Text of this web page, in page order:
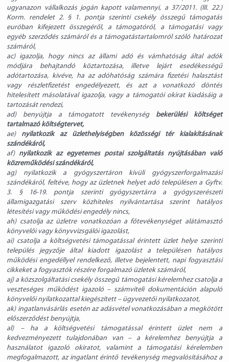
ugyanazon vállalkozás jogán kapott valamennyi, a 37/2011. (III. 22.)
Korm. rendelet 2. § 1. pontja szerinti csekély összegű támogatás
euróban kifejezett összegéről, a támogatóról, a támogatási vagy
egyéb szerződés számáról és a támogatástartalomról szóló határozat
számáról,
ac) igazolja, hogy nincs az állami adó és vámhatóság által adók
módjára behajtandó köztartozása, illetve lejárt esedékességű
adótartozása, kivéve, ha az adóhatóság számára fizetési halasztást
vagy részletfizetést engedélyezett, és azt a vonatkozó döntés
hitelesített másolatával igazolja, vagy a támogatói okirat kiadásáig a
tartozását rendezi,
ad) benyújtja a támogatott tevékenység bekerülési költséget
tartalmazó költségtervet,
ae) nyilatkozik az üzlethelyiségben közösségi tér kialakításának
szándékáról,
af) nyilatkozik az egyetemes postai szolgáltatás nyújtásában való
közreműködési szándékáról,
ag) nyilatkozik a gyógyszertáron kívüli gyógyszerforgalmazási
szándékáról, feltéve, hogy az üzletnek helyet adó településen a Gyftv.
3. § 16-19. pontja szerinti gyógyszertárra a gyógyszerészeti
államigazgatási szerv közhiteles nyilvántartása szerint hatályos
létesítési vagy működési engedély nincs,
ah) csatolja az üzletre vonatkozóan a főtevékenységet alátámasztó
könyvelői vagy könyvvizsgálói igazolást,
ai) csatolja a költségvetési támogatással érintett üzlet helye szerinti
település jegyzője által kiadott igazolást a településen hatályos
működési engedéllyel rendelkező, illetve bejelentett, napi fogyasztási
cikkeket a fogyasztók részére forgalmazó üzletek számáról,
aj) a közszolgáltatási csekély összegű támogatási kérelemhez csatolja a
veszteséges működést igazoló – számviteli dokumentáción alapuló
könyvelői nyilatkozattal kiegészített – ügyvezetői nyilatkozatot,
ak) ingatlanvásárlás esetén az adásvétel vonatkozásában a megkötött
előszerződést benyújtja,
al) – ha a költségvetési támogatással érintett üzlet nem a
kedvezményezett tulajdonában van – a kérelemhez benyújtja a
használatot igazoló okiratot, valamint a támogatási kérelemben
megfogalmazott, az ingatlant érintő tevékenység megvalósításához a